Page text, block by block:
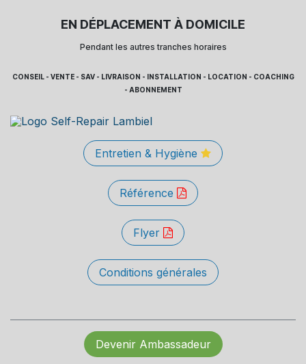
EN DÉPLACEMENT À DOMICILE
Pendant les autres tranches horaires
CONSEIL - VENTE - SAV - LIVRAISON - INSTALLATION - LOCATION - COACHING
- ABONNEMENT
Entretien & Hygiène
Référence
Flyer
Conditions générales
Devenir Ambassadeur